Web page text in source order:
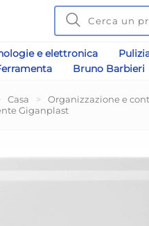
e elettronica
Bruno Barbieri
Casa > Organizzazione e
Giganplast